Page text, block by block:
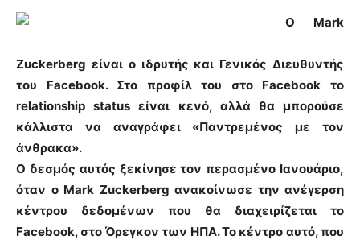
Ο Mark
Zuckerberg είναι ο ιδρυτής και Γενικός Διευθυντής
του Facebook. Στο προφίλ του στο Facebook το
relationship status είναι κενό, αλλά θα μπορούσε
κάλλιστα να αναγράφει «Παντρεμένος με τον
άνθρακα».
Ο δεσμός αυτός ξεκίνησε τον περασμένο Ιανουάριο,
όταν ο Mark Zuckerberg ανακοίνωσε την ανέγερση
κέντρου δεδομένων που θα διαχειρίζεται το
Facebook, στο Όρεγκον των ΗΠΑ. Το κέντρο αυτό, που